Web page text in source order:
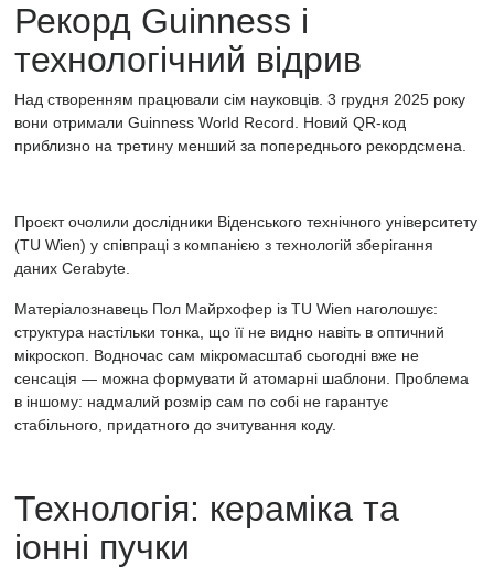
Рекорд Guinness і
технологічний відрив
Над створенням працювали сім науковців. 3 грудня 2025 року
вони отримали Guinness World Record. Новий QR-код
приблизно на третину менший за попереднього рекордсмена.
Проєкт очолили дослідники Віденського технічного університету
(TU Wien) у співпраці з компанією з технологій зберігання
даних Cerabyte.
Матеріалознавець Пол Майрхофер із TU Wien наголошує:
структура настільки тонка, що її не видно навіть в оптичний
мікроскоп. Водночас сам мікромасштаб сьогодні вже не
сенсація — можна формувати й атомарні шаблони. Проблема
в іншому: надмалий розмір сам по собі не гарантує
стабільного, придатного до зчитування коду.
Технологія: кераміка та
іонні пучки